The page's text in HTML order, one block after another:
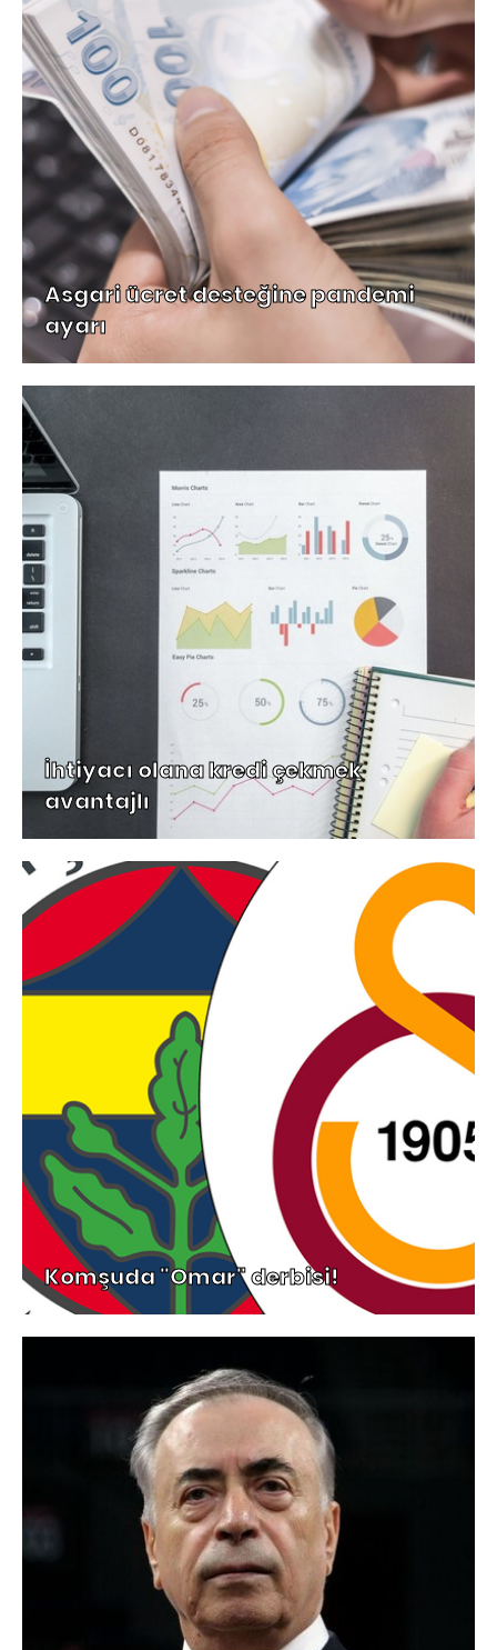
Asgari ücret desteğine pandemi
ayarı
İhtiyacı olana kredi çekmek
avantajlı
Komşuda "Omar" derbisi!